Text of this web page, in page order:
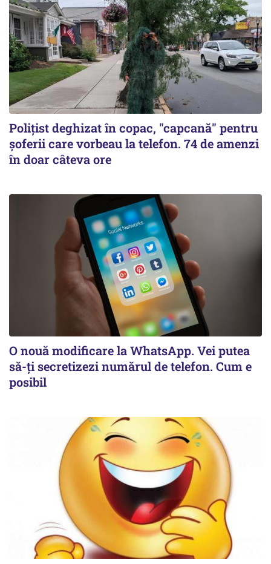
Polițist deghizat în copac, "capcană" pentru
șoferii care vorbeau la telefon. 74 de amenzi
în doar câteva ore
O nouă modificare la WhatsApp. Vei putea
să-ți secretizezi numărul de telefon. Cum e
posibil